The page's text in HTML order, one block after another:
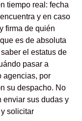
tiempo real: fecha
y en caso
firma de quién
es de absoluta
el estatus de
pasar a
agencias, por
su despacho. No
enviar sus dudas y
solicitar